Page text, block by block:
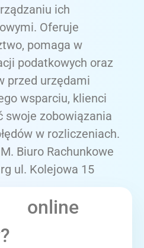
ich
Oferuje
pomaga w
podatkowych oraz
przed urzędami
wsparciu, klienci
swoje zobowiązania
w rozliczeniach.
Biuro Rachunkowe
ul. Kolejowa 15
online